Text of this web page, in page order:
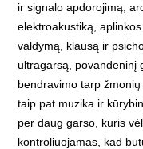
ir signalo apdo­ro­jimą,
elektroakustiką,
valdymą, klausą ir
ultragar­są, povandeninį
bendravimo tarp
taip pat muzika ir
per daug garso, kuris
kontroliuojamas, kad